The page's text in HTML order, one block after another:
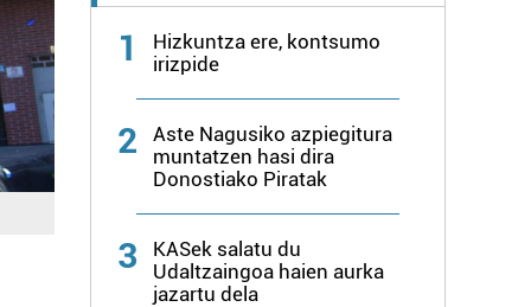
1
Hizkuntza ere, kontsumo
irizpide
2
Aste Nagusiko azpiegitura
muntatzen hasi dira
Donostiako Piratak
3
KASek salatu du
Udaltzaingoa haien aurka
jazartu dela